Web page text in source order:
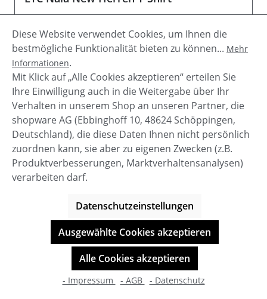
Regulärer Preis:
39,99 €
Details
Diese Website verwendet Cookies, um Ihnen die
bestmögliche Funktionalität bieten zu können... Mehr
Informationen.
Mit Klick auf „Alle Cookies akzeptieren“ erteilen Sie
Ihre Einwilligung auch in die Weitergabe über Ihr
Verhalten in unserem Shop an unseren Partner, die
shopware AG (Ebbinghoff 10, 48624 Schöppingen,
Deutschland), die diese Daten Ihnen nicht persönlich
zuordnen kann, sie aber zu eigenen Zwecken (z.B.
Produktverbesserungen, Marktverhaltensanalysen)
verarbeiten darf.
Datenschutzeinstellungen
Ausgewählte Cookies akzeptieren
Alle Cookies akzeptieren
- Impressum - AGB - Datenschutz